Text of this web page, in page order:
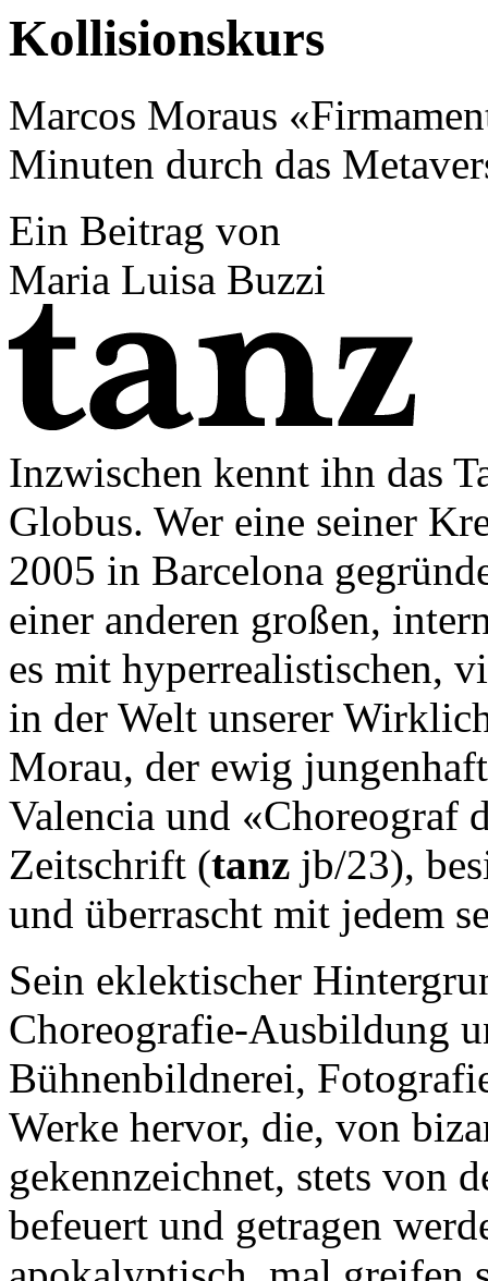
Kollisionskurs
Marcos Moraus
Minuten durch das
Ein Beitrag von
Maria Luisa Buzzi
Inzwischen kennt ihn das
Globus. Wer eine seiner
2005 in Barcelona
einer anderen großen,
es mit hyperrealistischen,
in der Welt unserer
Morau, der ewig
Valencia und «Choreograf
Zeitschrift (tanz jb/23),
und überrascht mit jedem
Sein eklektischer
Choreografie-Ausbildung
Bühnenbildnerei,
Werke hervor, die, von
gekennzeichnet, stets von
befeuert und getragen